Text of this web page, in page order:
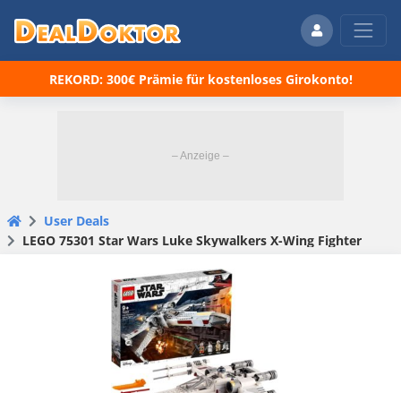
REKORD: 300€ Prämie für kostenloses Girokonto!
User Deals
LEGO 75301 Star Wars Luke Skywalkers X-Wing Fighter